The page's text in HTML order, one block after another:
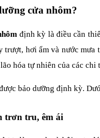
cửa nhôm?
định kỳ là điều cần
trượt, hơi ẩm và nước
hóa tự nhiên của các chi
bảo dưỡng định kỳ.
trơn tru, êm ái